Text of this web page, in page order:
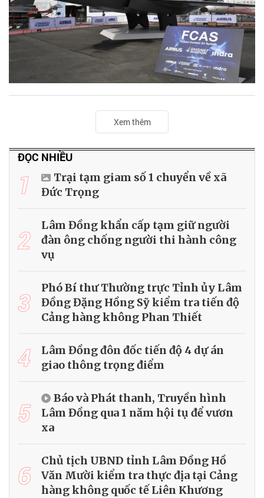
Xem thêm
ĐỌC NHIỀU
1
Trại tạm giam số 1 chuyển về xã
Đức Trọng
2
Lâm Đồng khẩn cấp tạm giữ người
đàn ông chống người thi hành công
vụ
3
Phó Bí thư Thường trực Tỉnh ủy Lâm
Đồng Đặng Hồng Sỹ kiểm tra tiến độ
Cảng hàng không Phan Thiết
4
Lâm Đồng đôn đốc tiến độ 4 dự án
giao thông trọng điểm
5
Báo và Phát thanh, Truyền hình
Lâm Đồng qua 1 năm hội tụ để vươn
xa
6
Chủ tịch UBND tỉnh Lâm Đồng Hồ
Văn Mười kiểm tra thực địa tại Cảng
hàng không quốc tế Liên Khương